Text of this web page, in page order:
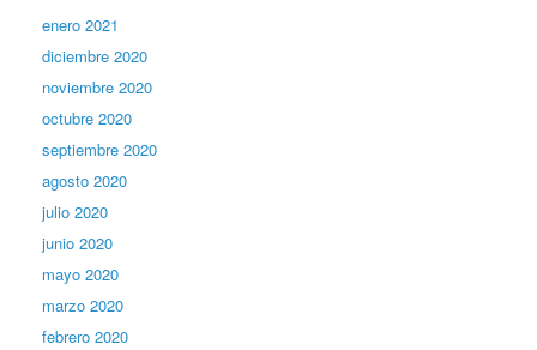
enero 2021
diciembre 2020
noviembre 2020
octubre 2020
septiembre 2020
agosto 2020
julio 2020
junio 2020
mayo 2020
marzo 2020
febrero 2020